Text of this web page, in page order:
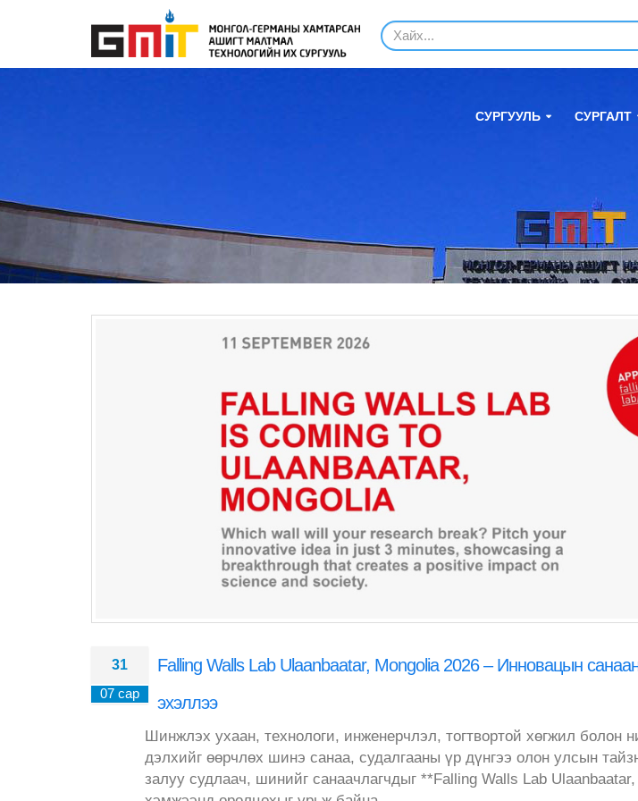
СУРГУУЛЬ СУРГАЛТ
31
07 сар
Falling Walls Lab Ulaanbaatar, Mongolia 2026 – Инновацын
эхэллээ
Шинжлэх ухаан, технологи, инженерчлэл, тогтвортой хөгжил болон
дэлхийг өөрчлөх шинэ санаа, судалгааны үр дүнгээ олон улсын
залуу судлаач, шинийг санаачлагчдыг **Falling Walls Lab